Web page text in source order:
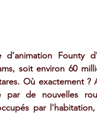
Founty
soit environ 60
Où exactement ?
par de nouvelles
par l'habitation,